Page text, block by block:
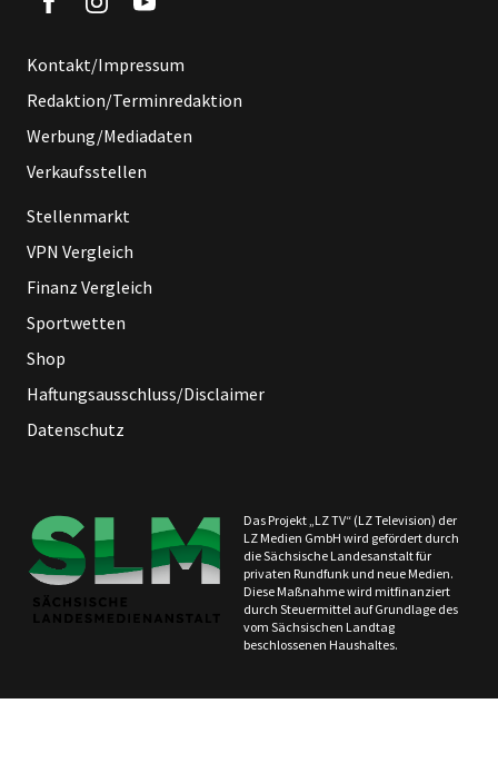
Kontakt/Impressum
Redaktion/Terminredaktion
Werbung/Mediadaten
Verkaufsstellen
Stellenmarkt
VPN Vergleich
Finanz Vergleich
Sportwetten
Shop
Haftungsausschluss/Disclaimer
Datenschutz
Das Projekt „LZ TV“ (LZ Television) der
LZ Medien GmbH wird gefördert durch
die Sächsische Landesanstalt für
privaten Rundfunk und neue Medien.
Diese Maßnahme wird mitfinanziert
durch Steuermittel auf Grundlage des
vom Sächsischen Landtag
beschlossenen Haushaltes.